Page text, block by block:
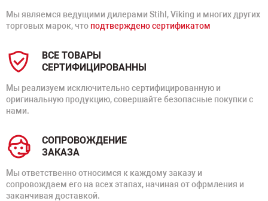
Мы являемся ведущими дилерами Stihl, Viking и многих других
торговых марок, что подтверждено сертификатом
ВСЕ ТОВАРЫ
СЕРТИФИЦИРОВАННЫ
Мы реализуем исключительно сертифицированную и
оригинальную продукцию, совершайте безопасные покупки с
нами.
СОПРОВОЖДЕНИЕ
ЗАКАЗА
Мы ответственно относимся к каждому заказу и
сопровождаем его на всех этапах, начиная от офрмления и
заканчивая доставкой.